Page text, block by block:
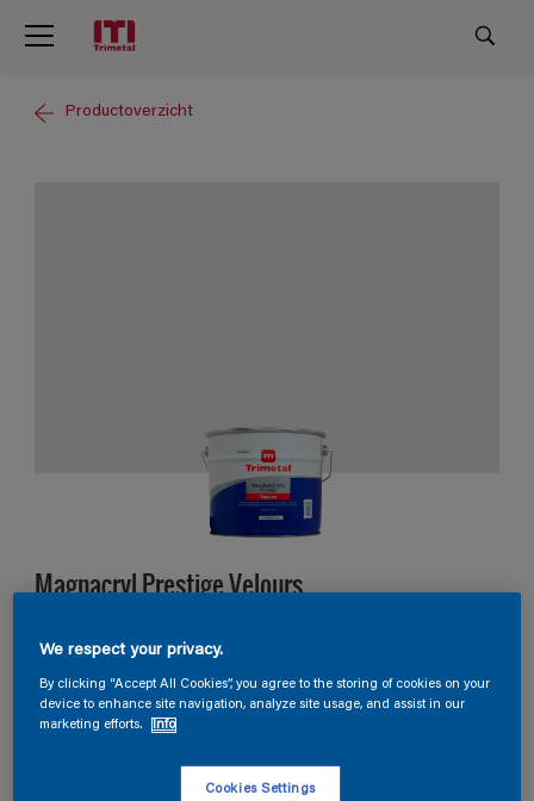
Productoverzicht
Magnacryl Prestige Velours
TDG3-160
Kleur wijzigen
We respect your privacy.
By clicking “Accept All Cookies”, you agree to the storing of cookies on your
device to enhance site navigation, analyze site usage, and assist in our
marketing efforts.
Info
Cookies Settings